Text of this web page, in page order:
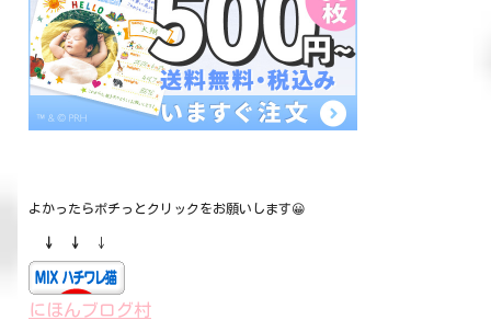
よかったらポチっとクリックをお願いします😀
↓ ↓ ↓
にほんブログ村